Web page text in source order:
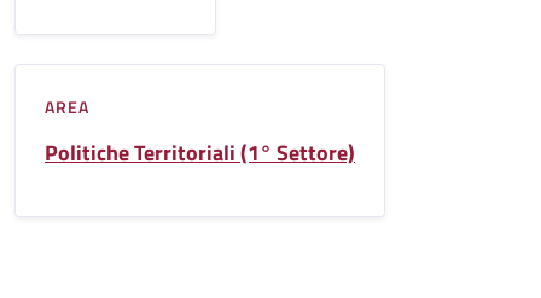
AREA
Politiche Territoriali (1° Settore)